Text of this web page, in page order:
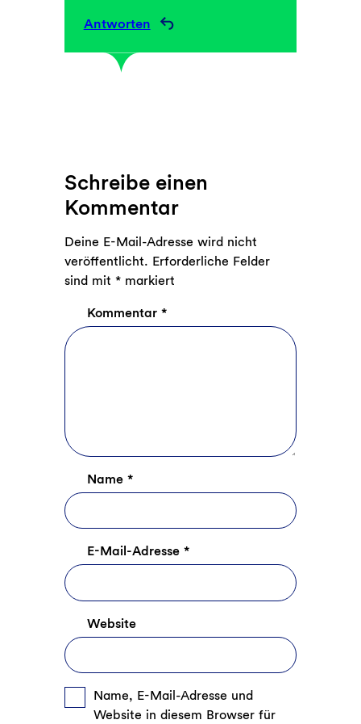
Antworten
Schreibe einen
Kommentar
Deine E-Mail-Adresse wird nicht
veröffentlicht. Erforderliche Felder
sind mit *markiert
Kommentar *
Name *
E-Mail-Adresse *
Website
Name, E-Mail-Adresse und
Website in diesem Browser für